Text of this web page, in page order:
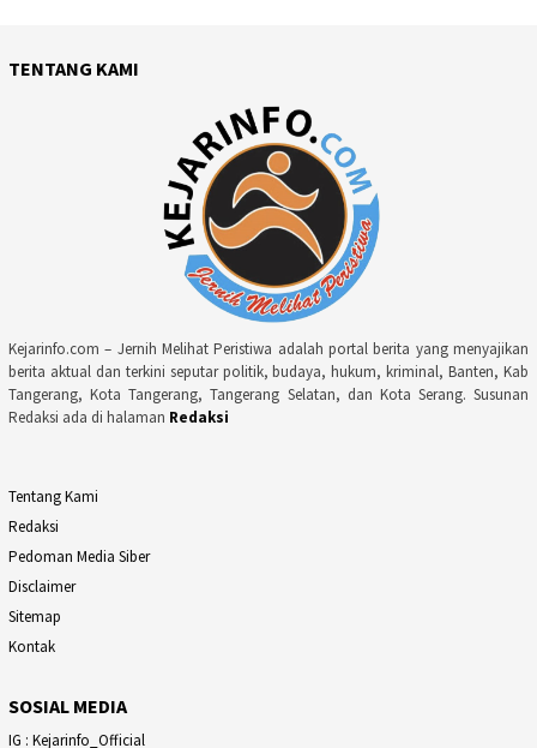
TENTANG KAMI
Kejarinfo.com – Jernih Melihat Peristiwa adalah portal berita yang menyajikan
berita aktual dan terkini seputar politik, budaya, hukum, kriminal, Banten, Kab
Tangerang, Kota Tangerang, Tangerang Selatan, dan Kota Serang. Susunan
Redaksi ada di halaman Redaksi
Tentang Kami
Redaksi
Pedoman Media Siber
Disclaimer
Sitemap
Kontak
SOSIAL MEDIA
IG : Kejarinfo_Official